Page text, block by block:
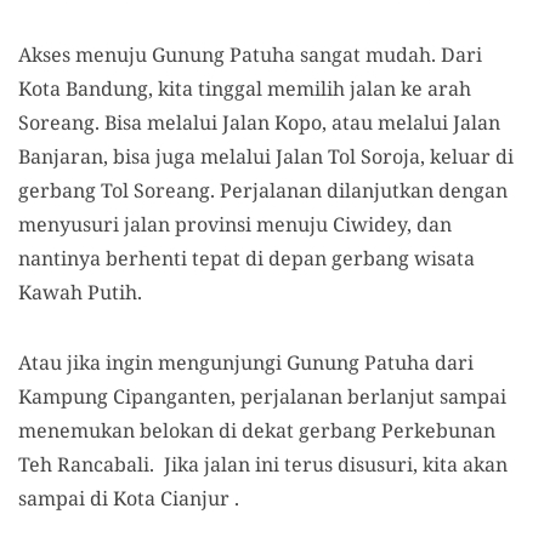
Akses menuju Gunung Patuha sangat mudah. Dari
Kota Bandung, kitatinggal memilih jalan ke arah
Soreang. Bisa melalui Jalan Kopo, atau melalui Jalan
Banjaran, bisa juga melaluiJalanTol Soroja, keluar di
gerbangTol Soreang. Perjalanan dilanjutkan dengan
menyusuri jalan provinsi menuju Ciwidey, dan
nantinya berhentitepat di depan gerbang wisata
Kawah Putih.
Atau jika ingin mengunjungi Gunung Patuha dari
Kampung Cipanganten, perjalanan berlanjut sampai
menemukan belokan di dekat gerbangPerkebunan
Teh Rancabali. Jika jalan ini terus disusuri, kitaakan
sampai di Kota Cianjur .